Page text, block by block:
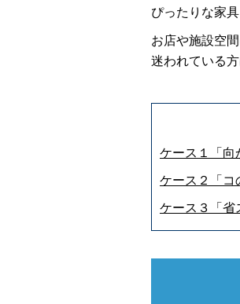
ぴったりな家
お店や施設空
迷われている
ケース１「向
ケース２「コ
ケース３「省